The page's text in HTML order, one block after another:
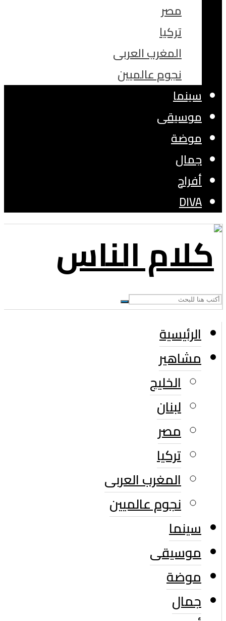
مصر
تركيا
المغرب العربى
نجوم عالميين
سينما
موسيقى
موضة
جمال
أفراح
DIVA
الرئيسية
مشاهير
الخليج
لبنان
مصر
تركيا
المغرب العربى
نجوم عالميين
سينما
موسيقى
موضة
جمال